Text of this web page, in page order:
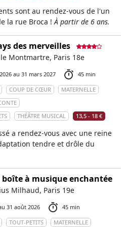
sont au rendez-vous de l'un
la rue Broca !À partir de 6 ans.
des merveilles
Montmartre, Paris 18e
au 31 mars 2027
45 min
COUP DE CŒUR
MATERNELLE
THÉÂTRE MUSICAL 13,5 - 18 €
a rendez-vous avec une reine
tendre et drôle du
boîte à musique enchantée
Milhaud, Paris 19e
31 août 2026
45 min
TOUT-PETITS
MATERNELLE